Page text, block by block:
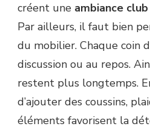
créent une ambiance
Par ailleurs, il faut bien
du mobilier. Chaque coin
discussion ou au repos.
restent plus longtemps.
d’ajouter des coussins,
éléments favorisent la